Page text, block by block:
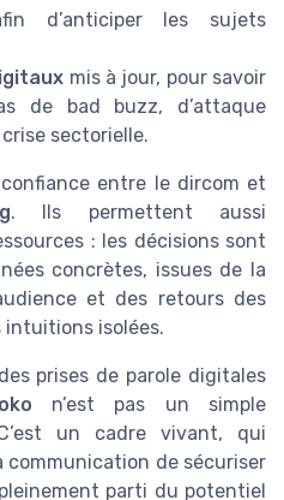
d’anticiper les sujets
mis à jour, pour savoir
de bad buzz, d’attaque
sectorielle.
entre le dircom et
. Ils permettent aussi
: les décisions sont
concrètes, issues de la
et des retours des
isolées.
prises de parole digitales
n’est pas un simple
un cadre vivant, qui
de sécuriser
parti du potentiel